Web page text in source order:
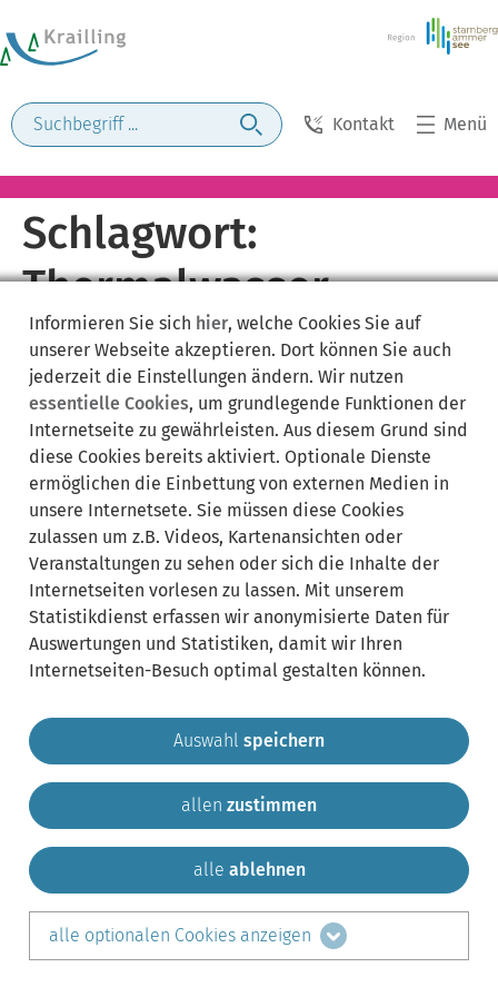
Kontakt Menü
Schlagwort:
Thermalwasser
Gemeinde Krailling Impressum
Sitemap
Kontakt
teilen auf:
LinkedIn
Informieren Sie sich hier, welche Cookies Sie auf
unserer Webseite akzeptieren. Dort können Sie auch
jederzeit die Einstellungen ändern. Wir nutzen
essentielle Cookies, um grundlegende Funktionen der
Internetseite zu gewährleisten. Aus diesem Grund sind
diese Cookies bereits aktiviert. Optionale Dienste
ermöglichen die Einbettung von externen Medien in
unsere Internetsete. Sie müssen diese Cookies
zulassen um z.B. Videos, Kartenansichten oder
Veranstaltungen zu sehen oder sich die Inhalte der
Internetseiten vorlesen zu lassen. Mit unserem
Statistikdienst erfassen wir anonymisierte Daten für
Auswertungen und Statistiken, damit wir Ihren
Internetseiten-Besuch optimal gestalten können.
Auswahl speichern
allen zustimmen
alle ablehnen
alle optionalen Cookies anzeigen